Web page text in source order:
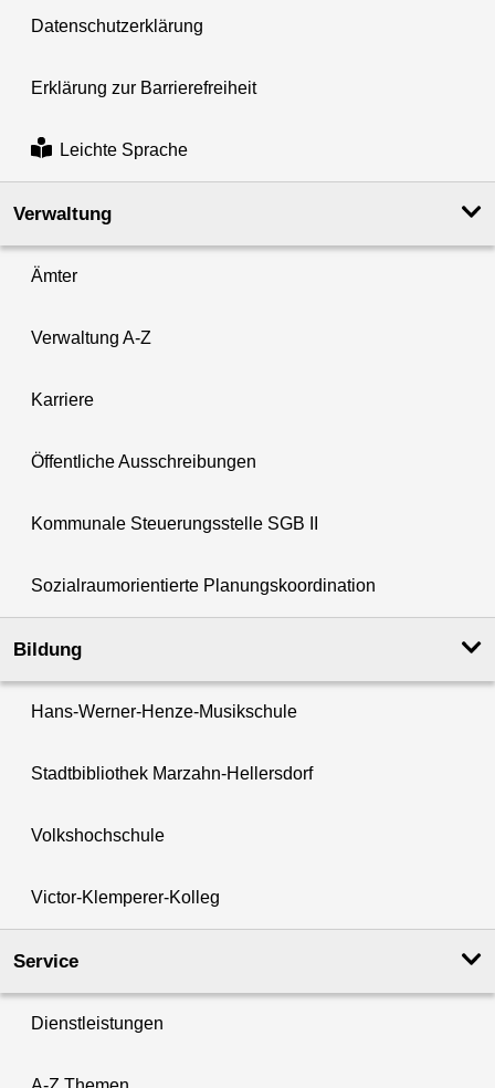
Datenschutzerklärung
Erklärung zur Barrierefreiheit
Leichte Sprache
Verwaltung
Ämter
Verwaltung A-Z
Karriere
Öffentliche Ausschreibungen
Kommunale Steuerungsstelle SGB II
Sozialraumorientierte Planungskoordination
Bildung
Hans-Werner-Henze-Musikschule
Stadtbibliothek Marzahn-Hellersdorf
Volkshochschule
Victor-Klemperer-Kolleg
Service
Dienstleistungen